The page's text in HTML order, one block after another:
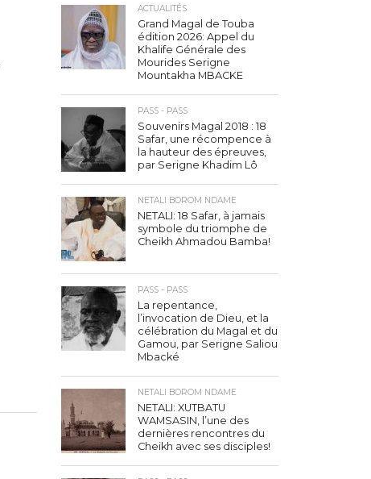
ACTUALITÉS
Grand Magal de Touba
édition 2026: Appel du
Khalife Générale des
Mourides Serigne
Mountakha MBACKE
PASS - PASS
Souvenirs Magal 2018 : 18
Safar, une récompence à
la hauteur des épreuves,
par Serigne Khadim Lô
NETALI BOROM NDAME
NETALI: 18 Safar, à jamais
symbole du triomphe de
Cheikh Ahmadou Bamba!
PASS - PASS
La repentance,
l’invocation de Dieu, et la
célébration du Magal et du
Gamou, par Serigne Saliou
Mbacké
NETALI BOROM NDAME
NETALI: XUTBATU
WAMSASIN, l’une des
dernières rencontres du
Cheikh avec ses disciples!